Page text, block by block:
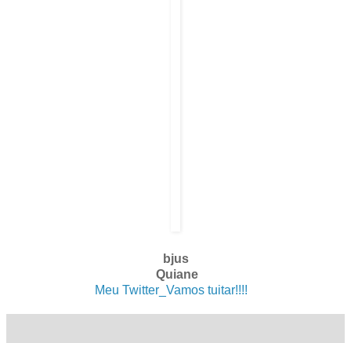
bjus
Quiane
Meu Twitter_Vamos tuitar!!!!